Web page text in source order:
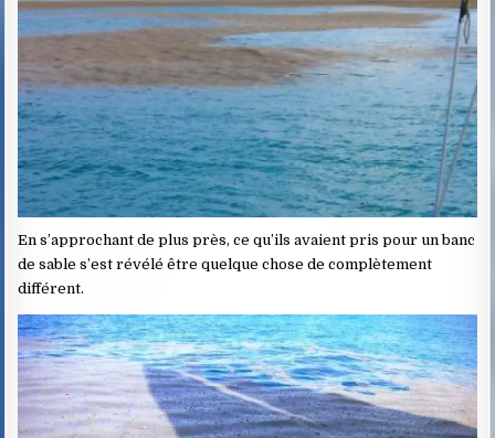
En s’approchant de plus près, ce qu’ils avaient pris pour un banc
de sable s’est révélé être quelque chose de complètement
différent.